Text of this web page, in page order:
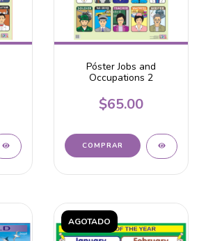
Póster Jobs and
Occupations 2
$65.00
AGOTADO